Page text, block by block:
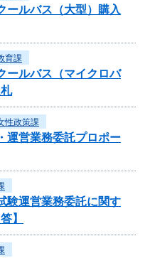
ルバス（大型）購入
育課
ルバス（マイクロバ
性政策課
運営業務委託プロポー
験運営業務委託に関す
】